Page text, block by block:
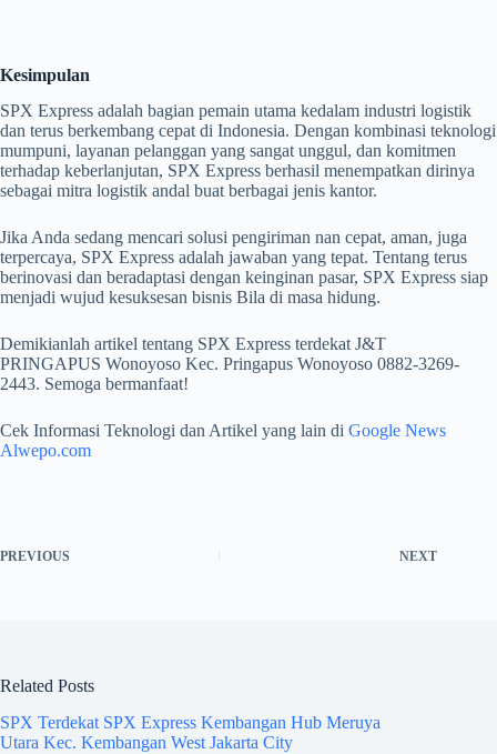
Kesimpulan
SPX Express adalah bagian pemain utama kedalam industri logistik
dan terus berkembang cepat di Indonesia. Dengan kombinasi teknologi
mumpuni, layanan pelanggan yang sangat unggul, dan komitmen
terhadap keberlanjutan, SPX Express berhasil menempatkan dirinya
sebagai mitra logistik andal buat berbagai jenis kantor.
Jika Anda sedang mencari solusi pengiriman nan cepat, aman, juga
terpercaya, SPX Express adalah jawaban yang tepat. Tentang terus
berinovasi dan beradaptasi dengan keinginan pasar, SPX Express siap
menjadi wujud kesuksesan bisnis Bila di masa hidung.
Demikianlah artikel tentang SPX Express terdekat J&T
PRINGAPUS Wonoyoso Kec. Pringapus Wonoyoso 0882-3269-
2443. Semoga bermanfaat!
Cek Informasi Teknologi dan Artikel yang lain di Google News
Alwepo.com
PREVIOUS NEXT
Related Posts
SPX Terdekat SPX Express Kembangan Hub Meruya
Utara Kec. Kembangan West Jakarta City